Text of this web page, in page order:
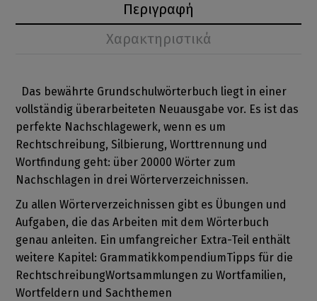
Περιγραφή
Χαρακτηριστικά
Das bewährte Grundschulwörterbuch liegt in einer
vollständig überarbeiteten Neuausgabe vor. Es ist das
perfekte Nachschlagewerk, wenn es um
Rechtschreibung, Silbierung, Worttrennung und
Wortfindung geht: über 20000 Wörter zum
Nachschlagen in drei Wörterverzeichnissen.
Zu allen Wörterverzeichnissen gibt es Übungen und
Aufgaben, die das Arbeiten mit dem Wörterbuch
genau anleiten. Ein umfangreicher Extra-Teil enthält
weitere Kapitel: GrammatikkompendiumTipps für die
RechtschreibungWortsammlungen zu Wortfamilien,
Wortfeldern und Sachthemen